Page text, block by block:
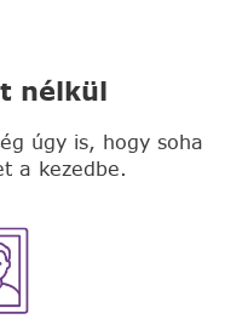
nélkül
úgy is, hogy soha
a kezedbe.